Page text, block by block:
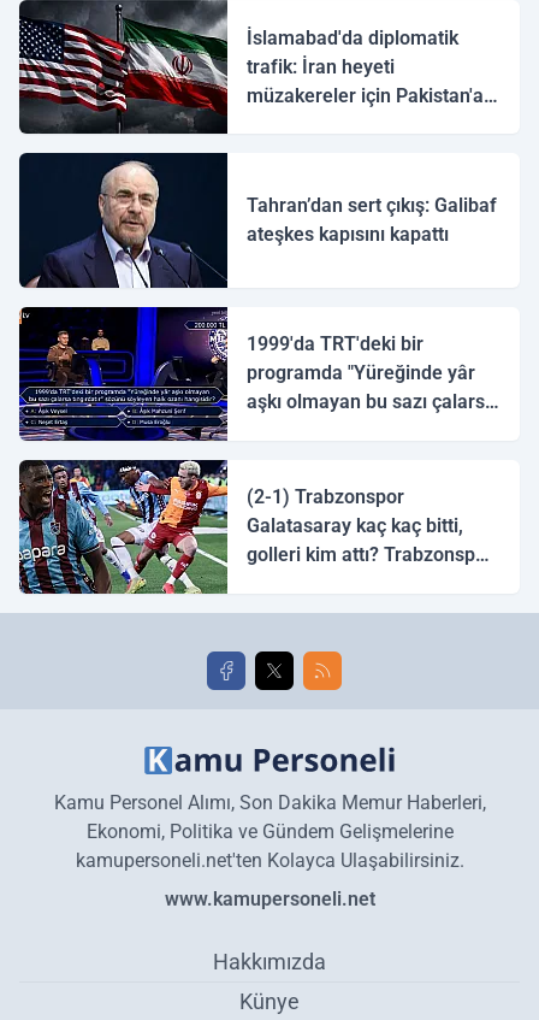
İslamabad'da diplomatik
trafik: İran heyeti
müzakereler için Pakistan'a
Tahran’dan sert çıkış: Galibaf
ateşkes kapısını kapattı
1999'da TRT'deki bir
programda "Yüreğinde yâr
aşkı olmayan bu sazı çalarsa
(2-1) Trabzonspor
Galatasaray kaç kaç bitti,
golleri kim attı? Trabzonspor
golleri!
Kamu Personel Alımı, Son Dakika Memur Haberleri,
Ekonomi, Politika ve Gündem Gelişmelerine
kamupersoneli.net'ten Kolayca Ulaşabilirsiniz.
www.kamupersoneli.net
Hakkımızda
Künye